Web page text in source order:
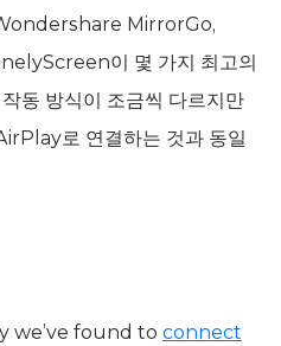
MirrorGo,
이 몇 가지 최고의
동 방식이 조금씩 다르지만
로 연결하는 것과 동일
we’ve found to connect